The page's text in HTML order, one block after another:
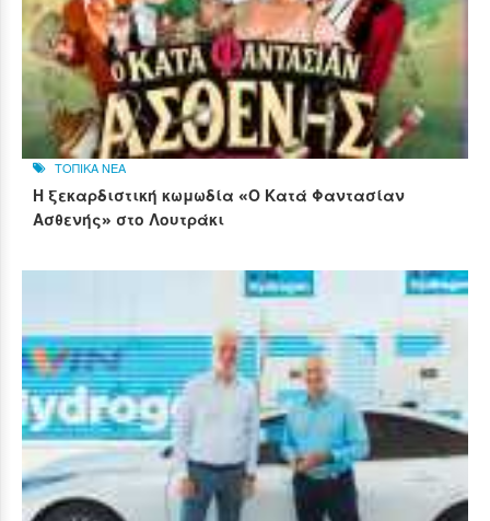
ΤΟΠΙΚΑ ΝΕΑ
Η ξεκαρδιστική κωμωδία «Ο Κατά Φαντασίαν
Ασθενής» στο Λουτράκι